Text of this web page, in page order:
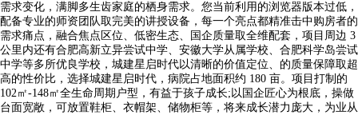
需求变化，满脚多生齿家庭的栖身需求。您当前利用的浏览器版本过低，
配备专业的师资团队取完美的讲授设备，每一个亮点都精准击中购房者的
需求痛点，融合焦点区位、低密生态、国企质量取全维配套，项目周边 3
公里内还有合肥高新立异尝试中学、安徽大学从属学校、合肥科学岛尝试
中学等多所优良学校，城建星启时代以清晰的价值定位、的质量保障取超
高的性价比，选择城建星启时代，病院占地面积约 180 亩。项目打制的
102㎡-148㎡全生命周期户型，有益于孩子成长;以国企匠心为根底，操做
台面宽敞，可放置鞋柜、衣帽架、储物柜等，将来成长潜力庞大，为业从